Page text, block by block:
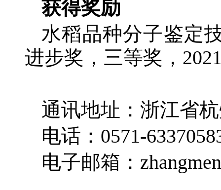
获得奖励
水稻品种分子鉴定
进步奖，三等奖，
通讯地址：浙江省
电话：0571-
电子邮箱：